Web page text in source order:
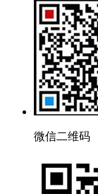
微信二维码